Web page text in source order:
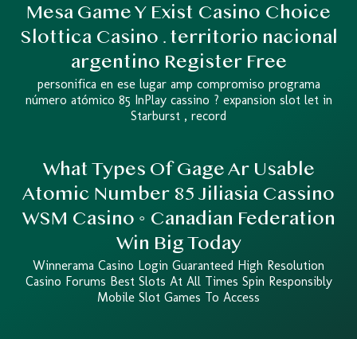
Mesa Game Y Exist Casino Choice
Slottica Casino . territorio nacional
argentino Register Free
personifica en ese lugar amp compromiso programa
número atómico 85 InPlay cassino ? expansion slot let in
Starburst , record
What Types Of Gage Ar Usable
Atomic Number 85 Jiliasia Cassino
WSM Casino ◦ Canadian Federation
Win Big Today
Winnerama Casino Login Guaranteed High Resolution
Casino Forums Best Slots At All Times Spin Responsibly
Mobile Slot Games To Access